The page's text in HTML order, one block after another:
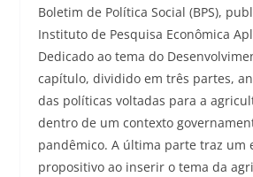
Boletim de Política Social (BPS),
Instituto de Pesquisa Econômica
Dedicado ao tema do
capítulo, dividido em três partes,
das políticas voltadas para a
dentro de um contexto
pandêmico. A última parte traz um
propositivo ao inserir o tema da